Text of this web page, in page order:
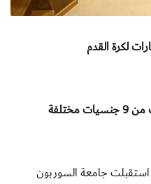
لكرة القدم
: استقبلت جامعة السوربون